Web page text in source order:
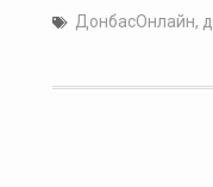
ДонбасОнлайн,